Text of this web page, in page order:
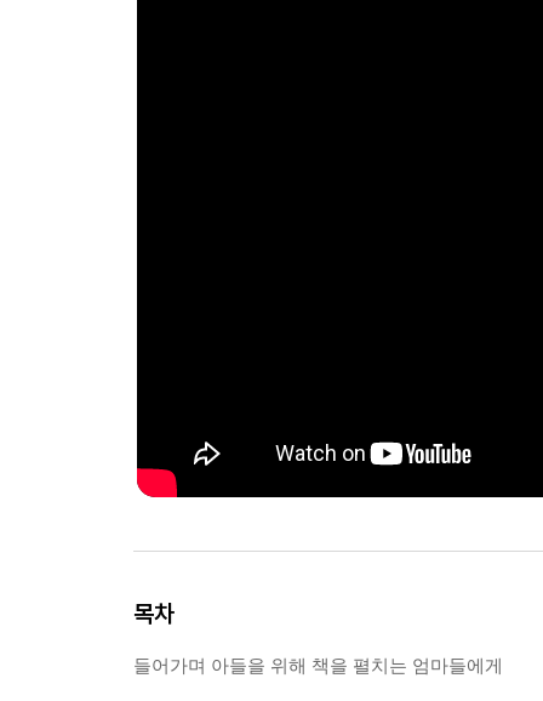
목차
들어가며 아들을 위해 책을 펼치는 엄마들에게